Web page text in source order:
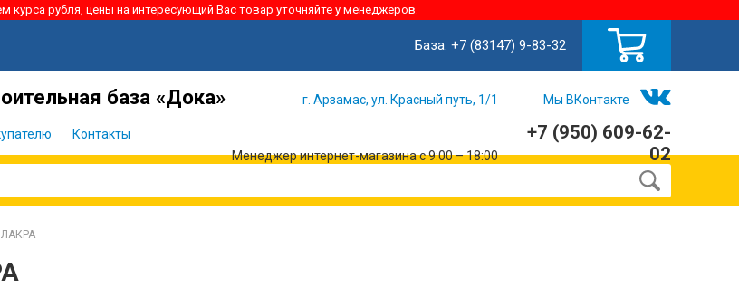
курса рубля, цены на интересующий Вас товар уточняйте у менеджеров.
База: +7 (83147) 9-83-32
база «Дока»
Контакты
г. Арзамас, ул. Красный путь, 1/1 Мы ВКонтакте
Менеджер интернет-магазина с 9:00 – 18:00
+7 (950) 609-62-
02